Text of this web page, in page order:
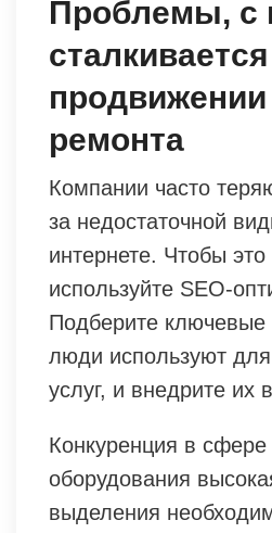
Проблемы, с
продвижении
ремонта
Компании часто
за недостаточной
интернете. Чтобы это
используйте SEO-
Подберите ключевые
люди используют
услуг, и внедрите их
Конкуренция в
оборудования
выделения